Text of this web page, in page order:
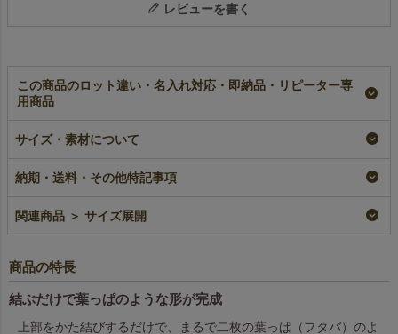
レビューを書く
この商品のロット違い・名入れ対応・即納品・リピーター専
用商品
イパックFP（M）サマ
ー柄｜不織布製あずま
袋｜20枚入
2,376
る柄｜不織布ラッピン
グ袋｜20枚入～
クFP（S）スプリング
柄｜不織布製あずま袋
サイズ・素材について
納期・送料・その他特記事項
関連商品 ＞ サイズ展開
商品の特長
結ぶだけで葉っぱのような形が完成
上部をかた結びするだけで、まるで二枚の葉っぱ（フタバ）のよ